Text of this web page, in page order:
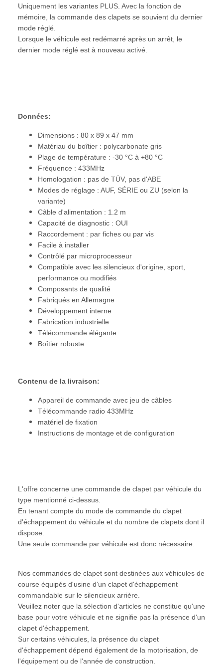
Uniquement les variantes PLUS. Avec la fonction de
mémoire, la commande des clapets se souvient du dernier
mode réglé.
Lorsque le véhicule est redémarré après un arrêt, le
dernier mode réglé est à nouveau activé.
Données:
Dimensions : 80 x 89 x 47 mm
Matériau du boîtier : polycarbonate gris
Plage de température : -30 °C à +80 °C
Fréquence : 433MHz
Homologation : pas de TÜV, pas d'ABE
Modes de réglage : AUF, SÉRIE ou ZU (selon la
variante)
Câble d'alimentation : 1.2 m
Capacité de diagnostic : OUI
Raccordement : par fiches ou par vis
Facile à installer
Contrôlé par microprocesseur
Compatible avec les silencieux d'origine, sport,
performance ou modifiés
Composants de qualité
Fabriqués en Allemagne
Développement interne
Fabrication industrielle
Télécommande élégante
Boîtier robuste
Contenu de la livraison:
Appareil de commande avec jeu de câbles
Télécommande radio 433MHz
matériel de fixation
Instructions de montage et de configuration
L'offre concerne une commande de clapet par véhicule du
type mentionné ci-dessus.
En tenant compte du mode de commande du clapet
d'échappement du véhicule et du nombre de clapets dont il
dispose.
Une seule commande par véhicule est donc nécessaire.
Nos commandes de clapet sont destinées aux véhicules de
course équipés d'usine d'un clapet d'échappement
commandable sur le silencieux arrière.
Veuillez noter que la sélection d'articles ne constitue qu'une
base pour votre véhicule et ne signifie pas la présence d'un
clapet d'échappement.
Sur certains véhicules, la présence du clapet
d'échappement dépend également de la motorisation, de
l'équipement ou de l'année de construction.